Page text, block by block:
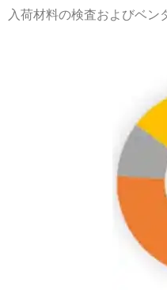
入荷材料の検査およびベン